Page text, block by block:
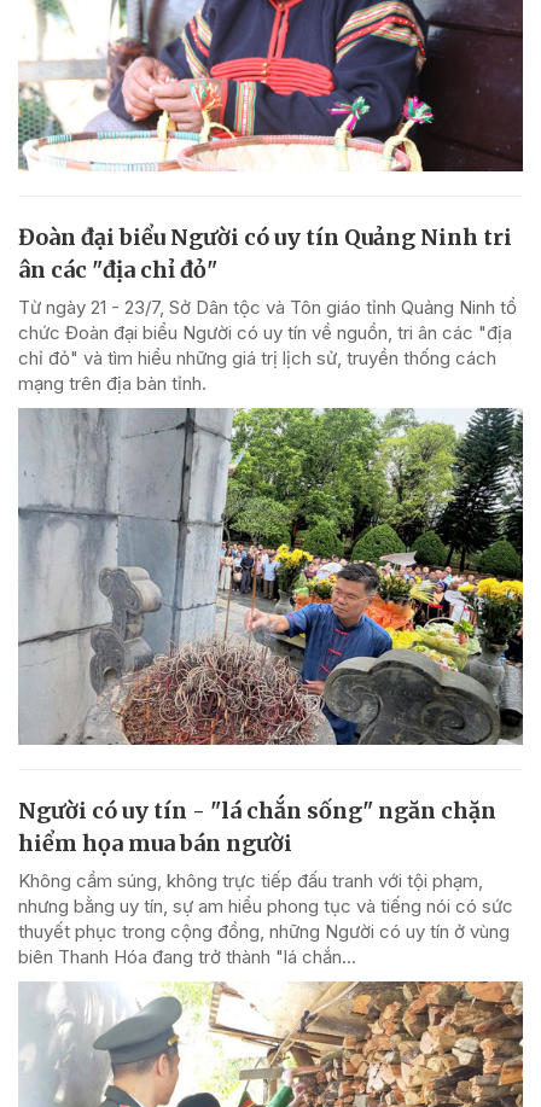
Đoàn đại biểu Người có uy tín Quảng Ninh tri
ân các "địa chỉ đỏ"
Từ ngày 21 - 23/7, Sở Dân tộc và Tôn giáo tỉnh Quảng Ninh tổ
chức Đoàn đại biểu Người có uy tín về nguồn, tri ân các "địa
chỉ đỏ" và tìm hiểu những giá trị lịch sử, truyền thống cách
mạng trên địa bàn tỉnh.
Người có uy tín - "lá chắn sống" ngăn chặn
hiểm họa mua bán người
Không cầm súng, không trực tiếp đấu tranh với tội phạm,
nhưng bằng uy tín, sự am hiểu phong tục và tiếng nói có sức
thuyết phục trong cộng đồng, những Người có uy tín ở vùng
biên Thanh Hóa đang trở thành "lá chắn...